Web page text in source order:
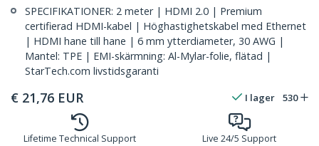
SPECIFIKATIONER: 2 meter | HDMI 2.0 | Premium
certifierad HDMI-kabel | Höghastighetskabel med Ethernet
| HDMI hane till hane | 6 mm ytterdiameter, 30 AWG |
Mantel: TPE | EMI-skärmning: Al-Mylar-folie, flätad |
StarTech.com livstidsgaranti
€ 21,76 EUR I lager 530
Lifetime Technical Support Live 24/5 Support